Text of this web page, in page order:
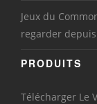
Jeux du
regarder
PRODUITS
Télécharger Le